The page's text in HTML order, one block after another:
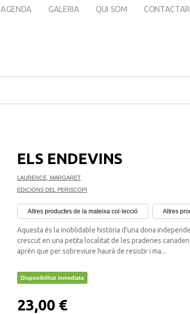
AGENDA GALERIA QUI SOM CONTACTAR
ELS ENDEVINS
LAURENCE, MARGARET
EDICIONS DEL PERISCOPI
Altres productes de la mateixa col·lecció Altres
Aquesta és la inoblidable història d’una dona
crescut en una petita localitat de les praderies
aprèn que per sobreviure haurà de resistir i ma...
Disponibilitat inmediata
23,00 €